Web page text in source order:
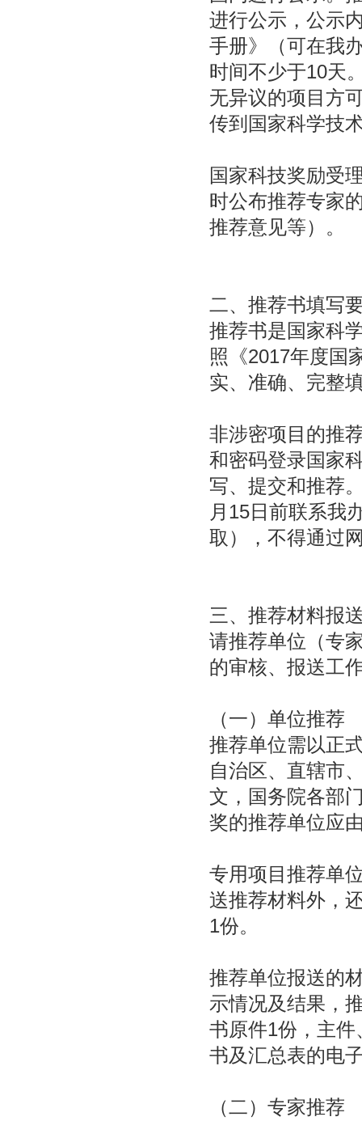
进行公示，公示
手册》（可在我
时间不少于10天
无异议的项目方
传到国家科学技
国家科技奖励受
时公布推荐专家
推荐意见等）。
二、推荐书填写
推荐书是国家科
照《2017年度国
实、准确、完整
非涉密项目的推
和密码登录国家
写、提交和推荐
月15日前联系我
取），不得通过
三、推荐材料报
请推荐单位（专
的审核、报送工
（一）单位推荐
推荐单位需以正
自治区、直辖市
文，国务院各部
奖的推荐单位应
专用项目推荐单
送推荐材料外，
1份。
推荐单位报送的
示情况及结果，
书原件1份，主
书及汇总表的电
（二）专家推荐